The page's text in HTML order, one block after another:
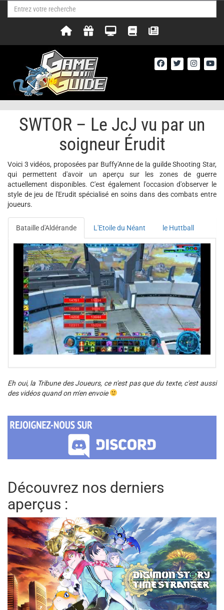
SWTOR – Le JcJ vu par un
soigneur Érudit
Voici 3 vidéos, proposées par Buffy'Anne de la guilde Shooting Star,
qui permettent d'avoir un aperçu sur les zones de guerre
actuellement disponibles. C'est également l'occasion d'observer le
style de jeu de l'Erudit spécialisé en soins dans des combats entre
joueurs.
Bataille d'Aldérande L'Etoile du Néant le Huttball
Eh oui, la Tribune des Joueurs, ce n'est pas que du texte, c'est aussi
des vidéos quand on m'en envoie
Découvrez nos derniers
aperçus :